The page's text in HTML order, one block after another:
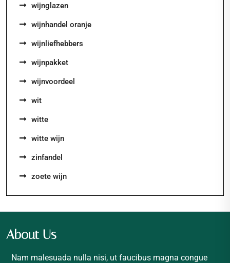
wijnglazen
wijnhandel oranje
wijnliefhebbers
wijnpakket
wijnvoordeel
wit
witte
witte wijn
zinfandel
zoete wijn
About Us
Nam malesuada nulla nisi, ut faucibus magna congue